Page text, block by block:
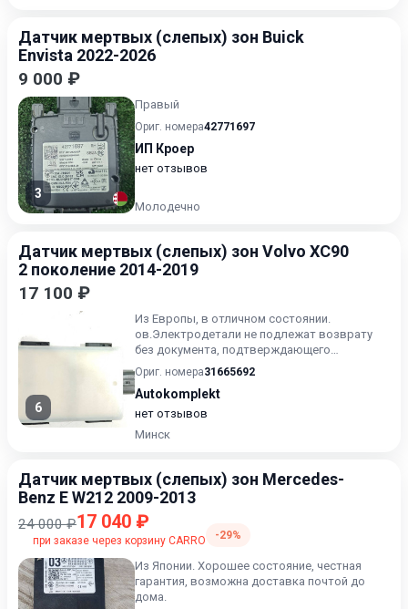
Датчик мертвых (слепых) зон Buick
Envista 2022-2026
9 000 ₽
3
Правый
Ориг. номера42771697
ИП Кроер
нет отзывов
Молодечно
Датчик мертвых (слепых) зон Volvo XC90
2 поколение 2014-2019
17 100 ₽
6
Из Европы, в отличном состоянии.
ов.Электродетали не подлежат возврату
без документа, подтверждающего
установку у дилера.
Ориг. номера31665692
Autokomplekt
нет отзывов
Минск
Датчик мертвых (слепых) зон Mercedes-
Benz E W212 2009-2013
24 000 ₽17 040 ₽
при заказе через корзину CARRO -29%
Из Японии. Хорошее состояние, честная
гарантия, возможна доставка почтой до
дома.